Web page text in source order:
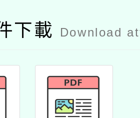
下載 Download